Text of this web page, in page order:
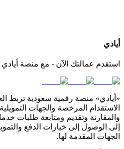
أيادي
استقدم عمالتك الآن - مع منصة أيادي
«أيادي» منصة رقمية سعودية تربط
الاستقدام المرخصة والجهات
والمقارنة وتقديم ومتابعة طلبات
إلى الوصول إلى خيارات الدفع
الجهات المقدمة لها.